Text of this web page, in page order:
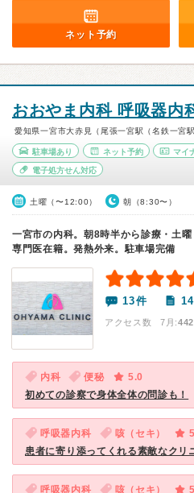
ネット予約
おおやま内科 呼吸器内
愛知県一宮市大赤見（尾張一宮駅（名鉄一宮
駐車場あり ネット予約 マイ
電子処方せん対応
土曜（〜12:00） 朝（8:30〜）
一宮市の内科。朝8時半から診療・土
専門医在籍。発熱外来。駐車場完備
13件
アクセス数 7月:442
内科 便秘
5.0
初めての診察で身体全体の問診も！
呼吸器内科 咳（セキ）
患者に寄り添ってくれる素敵なクリ
呼吸器内科 咳（セキ）